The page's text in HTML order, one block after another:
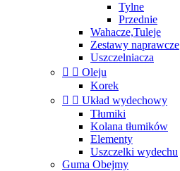
Tylne
Przednie
Wahacze,Tuleje
Zestawy naprawcze
Uszczelniacza
  Oleju
Korek
  Układ wydechowy
Tłumiki
Kolana tłumików
Elementy
Uszczelki wydechu
Guma Obejmy